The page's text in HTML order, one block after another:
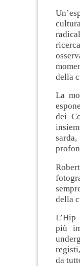
della
La
dei
della
L’Hip
più
da